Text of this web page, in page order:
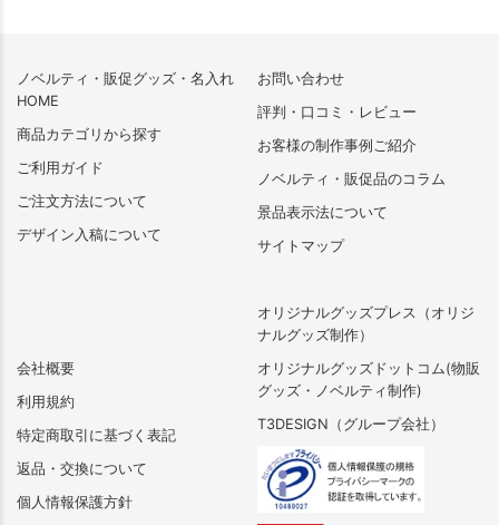
ノベルティ・販促グッズ・名入れ
HOME
商品カテゴリから探す
ご利用ガイド
ご注文方法について
デザイン入稿について
会社概要
利用規約
特定商取引に基づく表記
返品・交換について
個人情報保護方針
お問い合わせ
評判・口コミ・レビュー
お客様の制作事例ご紹介
ノベルティ・販促品のコラム
景品表示法について
サイトマップ
オリジナルグッズプレス（オリジ
ナルグッズ制作）
オリジナルグッズドットコム(物販
グッズ・ノベルティ制作)
T3DESIGN（グループ会社）